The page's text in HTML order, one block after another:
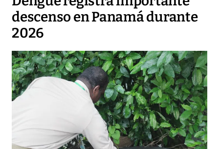
descenso en Panamá durante
2026